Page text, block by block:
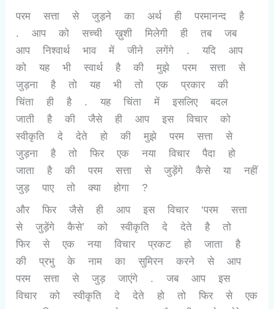
परम सत्ता से जुड़ने का अर्थ ही परमानन्द है
. आप को सच्ची ख़ुशी मिलेगी ही तब जब
आप निश्वार्थ भाव में जीने लगेंगे . यदि आप
को यह भी स्वार्थ है की मुझे परम सत्ता से
जुड़ना है तो यह भी तो एक प्रकार की
चिंता ही है . यह चिंता में इसलिए बदल
जाती है की जैसे ही आप इस विचार को
स्वीकृति दे देते हो की मुझे परम सत्ता से
जुड़ना है तो फिर एक नया विचार पैदा हो
जाता है की परम सत्ता से जुड़ेंगे कैसे या नहीं
जुड़ पाए तो क्या होगा ?
और फिर जैसे ही आप इस विचार ‘परम सत्ता
से जुड़ेंगे कैसे’ को स्वीकृति दे देते है तो
फिर से एक नया विचार प्रकट हो जाता है
की प्रभु के नाम का सुमिरन करने से आप
परम सत्ता से जुड़ जाएंगे . जब आप इस
विचार को स्वीकृति दे देते हो तो फिर से एक